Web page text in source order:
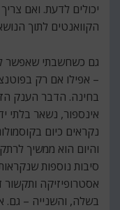
יכולים לדעת. ואם
הקוואנטים לתוך
גם כשחשבתי שאפשר
– אפילו אם רק
בחינה. הדבר הענק
נקראים כיום
והיום הוא ממשיך
סיבות נוספות
אסטרופיזיקה
בשלה, והשנייה – גם.